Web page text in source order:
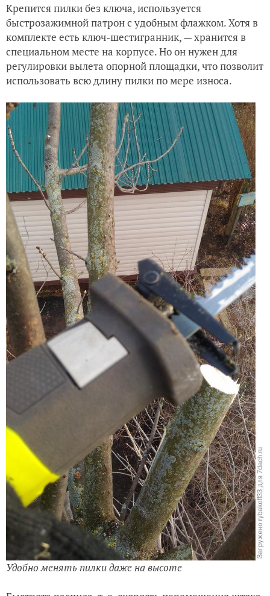
Крепится пилки без ключа, используется
быстрозажимной патрон с удобным флажком. Хотя в
комплекте есть ключ-шестигранник, — хранится в
специальном месте на корпусе. Но он нужен для
регулировки вылета опорной площадки, что позволит
использовать всю длину пилки по мере износа.
Удобно менять пилки даже на высоте